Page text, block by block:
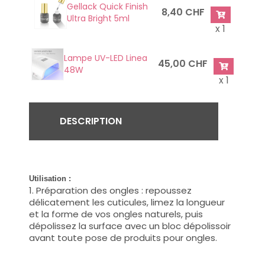
Gellack Quick Finish
Ultra Bright 5ml
8,40 CHF
x 1
Lampe UV-LED Linea
48W
45,00 CHF
x 1
DESCRIPTION
Utilisation :
1. Préparation des ongles : repoussez
délicatement les cuticules, limez la longueur
et la forme de vos ongles naturels, puis
dépolissez la surface avec un bloc dépolissoir
avant toute pose de produits pour ongles.